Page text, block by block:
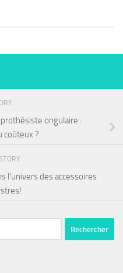
ongulaire :
coûteux ?
l’univers des accessoires